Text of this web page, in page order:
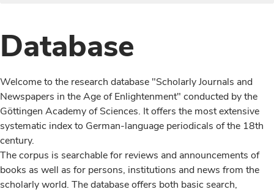
Database
Welcome to the research database "Scholarly Journals and
Newspapers in the Age of Enlightenment" conducted by the
Göttingen Academy of Sciences. It offers the most extensive
systematic index to German-language periodicals of the 18th
century.
The corpus is searchable for reviews and announcements of
books as well as for persons, institutions and news from the
scholarly world. The database offers both basic search,